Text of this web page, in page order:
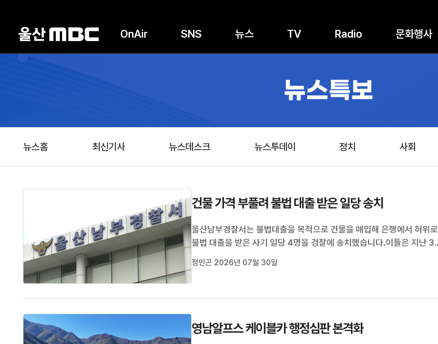
OnAir SNS 뉴스 TV Radio 문화행사
뉴스특보
뉴스홈 최신기사 뉴스데스크 뉴스투데이 정치 사회
건물 가격 부풀려 불법 대출 받은 일당 송치
울산남부경찰서는 불법대출을 목적으로 건물을 매입해 은행에서 허위로
불법 대출을 받은 사기 일당 4명을 검찰에 송치했습니다.이들은 지난 3
부동산 매매 계약서를 작성했고, 이를 토대로 은행에서 6억여 원을 대출
정인곤 2026년 07월 30일
영남알프스 케이블카 행정심판 본격화